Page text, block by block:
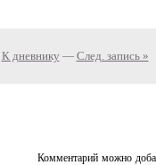
К дневнику — След. запись »
Комментарий можно